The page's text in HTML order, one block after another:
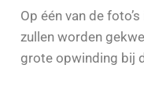
Op één van de
zullen worden
grote opwinding bij